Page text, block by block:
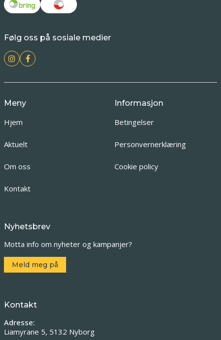
Følg oss på sosiale medier
Meny
Hjem
Aktuelt
Om oss
Kontakt
Informasjon
Betingelser
Personvernerklæring
Cookie policy
Nyhetsbrev
Motta info om nyheter og kampanjer?
Meld meg på
Kontakt
Adresse:
Liamyrane 5, 5132 Nyborg